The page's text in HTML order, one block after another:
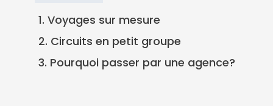
1. Voyages sur mesure
2. Circuits en petit groupe
3. Pourquoi passer par une agence?